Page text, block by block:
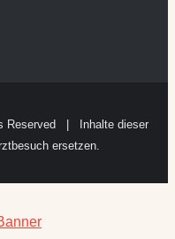
Reserved | Inhalte dieser
ersetzen.